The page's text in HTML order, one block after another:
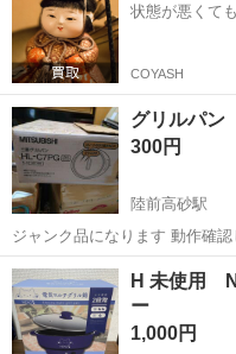
状態が悪くて
COYASH
グリルパン
300円
陸前高砂駅
ジャンク品になります 動作確
家整理の断捨離品ですノークレ
宮城 仙台市 陸前高砂駅
H 未使用 NEKO 電気マルチグリル鍋 ブル
ー
1,000円